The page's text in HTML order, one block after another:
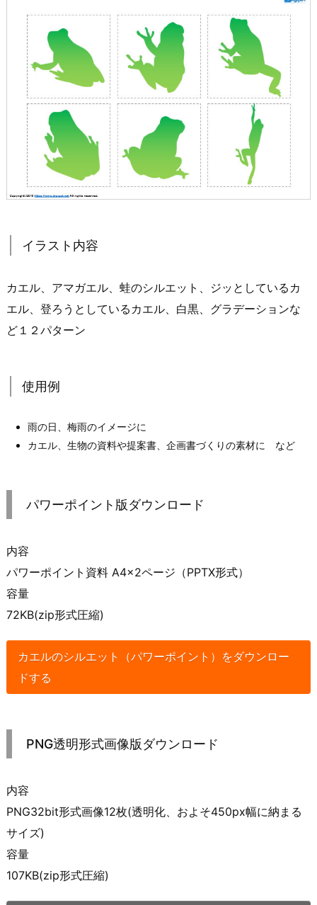
イラスト内容
カエル、アマガエル、蛙のシルエット、ジッとしているカ
エル、登ろうとしているカエル、白黒、グラデーションな
ど１２パターン
使用例
雨の日、梅雨のイメージに
カエル、生物の資料や提案書、企画書づくりの素材に など
パワーポイント版ダウンロード
内容
パワーポイント資料 A4×2ページ（PPTX形式）
容量
72KB(zip形式圧縮)
カエルのシルエット（パワーポイント）をダウンロー
ドする
PNG透明形式画像版ダウンロード
内容
PNG32bit形式画像12枚(透明化、およそ450px幅に納まる
サイズ)
容量
107KB(zip形式圧縮)